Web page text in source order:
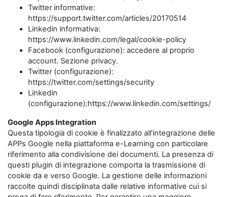
Twitter informative:
https://support.twitter.com/articles/20170514
Linkedin informativa:
https://www.linkedin.com/legal/cookie-policy
Facebook (configurazione): accedere al proprio
account. Sezione privacy.
Twitter (configurazione):
https://twitter.com/settings/security
Linkedin
(configurazione):https://www.linkedin.com/settings/
Google Apps Integration
Questa tipologia di cookie è finalizzato all’integrazione delle
APPs Google nella piattaforma e-Learning con particolare
riferimento alla condivisione dei documenti. La presenza di
questi plugin di integrazione comporta la trasmissione di
cookie da e verso Google. La gestione delle informazioni
raccolte quindi disciplinata dalle relative informative cui si